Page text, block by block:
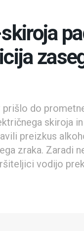
do
skiroja
preizkus
zraka. Zaradi
vodijo